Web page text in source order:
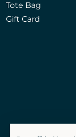
Tote Bag
Gift Card